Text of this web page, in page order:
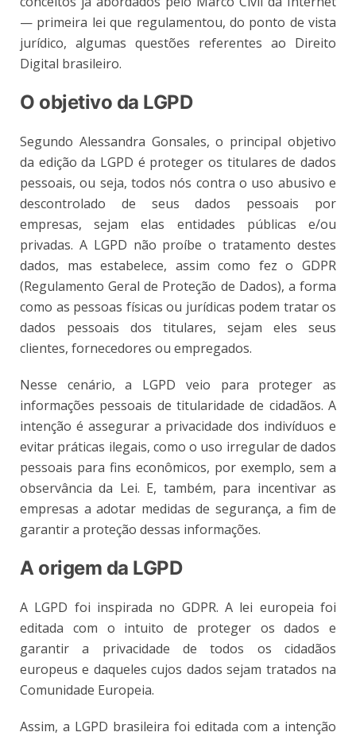
— primeira lei que regulamentou, do ponto de vista
jurídico, algumas questões referentes ao Direito
Digital brasileiro.
O objetivo da LGPD
Segundo Alessandra Gonsales, o principal objetivo
da edição da LGPD é proteger os titulares de dados
pessoais, ou seja, todos nós contra o uso abusivo e
descontrolado de seus dados pessoais por
empresas, sejam elas entidades públicas e/ou
privadas. A LGPD não proíbe o tratamento destes
dados, mas estabelece, assim como fez o GDPR
(Regulamento Geral de Proteção de Dados), a forma
como as pessoas físicas ou jurídicas podem tratar os
dados pessoais dos titulares, sejam eles seus
clientes, fornecedores ou empregados.
Nesse cenário, a LGPD veio para proteger as
informações pessoais de titularidade de cidadãos. A
intenção é assegurar a privacidade dos indivíduos e
evitar práticas ilegais, como o uso irregular de dados
pessoais para fins econômicos, por exemplo, sem a
observância da Lei. E, também, para incentivar as
empresas a adotar medidas de segurança, a fim de
garantir a proteção dessas informações.
A origem da LGPD
A LGPD foi inspirada no GDPR. A lei europeia foi
editada com o intuito de proteger os dados e
garantir a privacidade de todos os cidadãos
europeus e daqueles cujos dados sejam tratados na
Comunidade Europeia.
Assim, a LGPD brasileira foi editada com a intenção